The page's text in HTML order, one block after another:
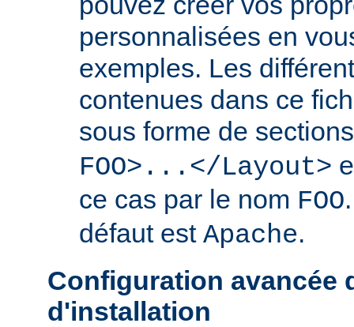
personnalisées en
exemples. Les
contenues dans ce
sous forme de
FOO>...</Layout>
ce cas par le nom FOO
défaut est Apache.
Configuration avancée
d'installation